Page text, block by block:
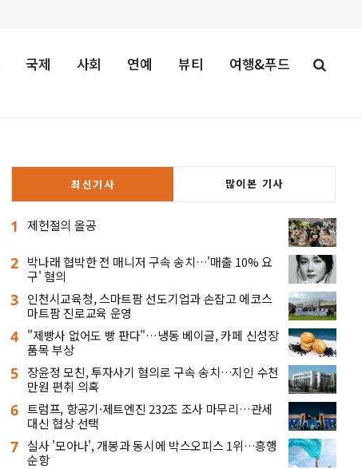
국제 사회 연예 뷰티 여행&푸드
최신기사 많이본 기사
1 제헌절의 올공
2 박나래 협박한 전 매니저 구속 송치…'매출 10% 요
구' 혐의
3 인천시교육청, 스마트팜 선도기업과 손잡고 에코스
마트팜 진로교육 운영
4 "제빵사 없어도 빵 판다"…냉동 베이글, 카페 신성장
품목 부상
5 장윤정 모친, 투자사기 혐의로 구속 송치…지인 수천
만원 편취 의혹
6 트럼프, 항공기·제트엔진 232조 조사 마무리…관세
대신 협상 선택
7 실사 '모아나', 개봉과 동시에 박스오피스 1위…흥행
순항